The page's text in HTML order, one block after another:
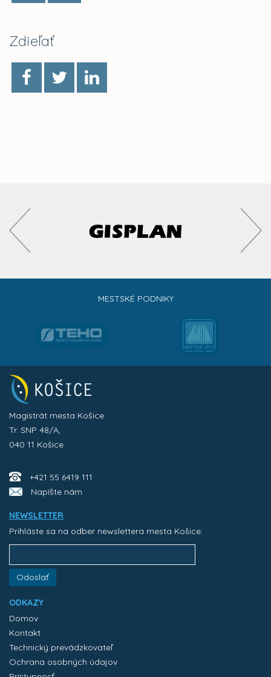
Zdieľať
MESTSKÉ PODNIKY
Magistrát mesta Košice
Tr. SNP 48/A,
040 11 Košice
+421 55 6419 111
Napíšte nám
NEWSLETTER
Prihláste sa na odber newslettera mesta Košice:
Odoslať
ODKAZY
Domov
Kontakt
Technický prevádzkovateľ
Ochrana osobných údajov